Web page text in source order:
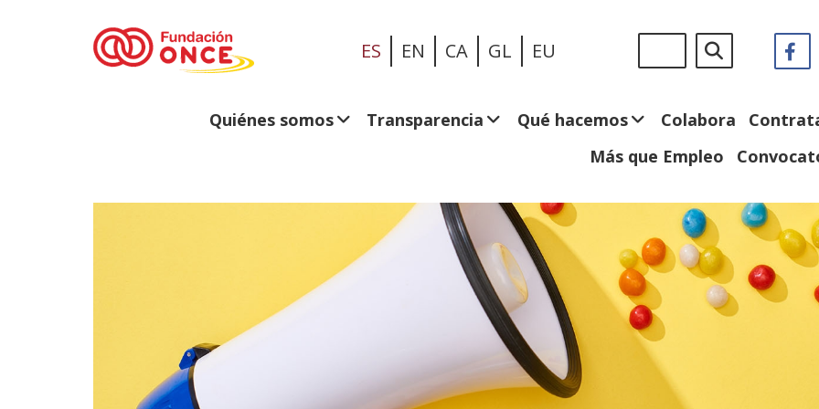
ES EN CA GL EU
en:
Quiénes somos Transparencia Qué hacemos Colabora
Más que Empleo